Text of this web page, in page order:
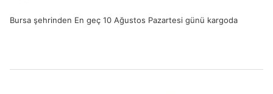
Bursa şehrinden En geç 10 Ağustos Pazartesi günü kargoda